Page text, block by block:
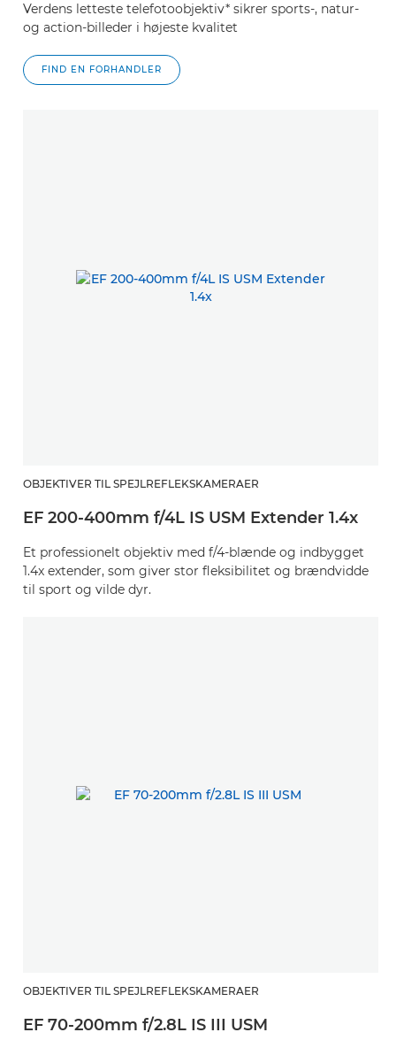
Verdens letteste telefotoobjektiv* sikrer sports-, natur-
og action-billeder i højeste kvalitet
FIND EN FORHANDLER
OBJEKTIVER TIL SPEJLREFLEKSKAMERAER
EF 200-400mm f/4L IS USM Extender 1.4x
Et professionelt objektiv med f/4-blænde og indbygget
1.4x extender, som giver stor fleksibilitet og brændvidde
til sport og vilde dyr.
OBJEKTIVER TIL SPEJLREFLEKSKAMERAER
EF 70-200mm f/2.8L IS III USM